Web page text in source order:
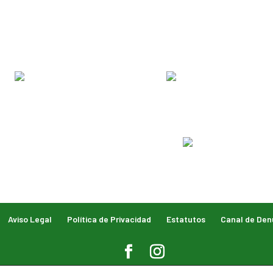
Aviso Legal Política de Privacidad Estatutos Canal de